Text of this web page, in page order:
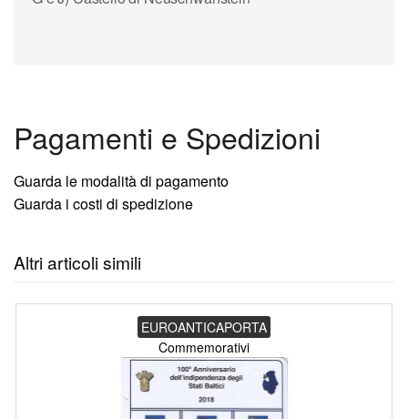
Pagamenti e Spedizioni
Guarda le modalità di pagamento
Guarda i costi di spedizione
Altri articoli simili
EUROANTICAPORTA
Commemorativi